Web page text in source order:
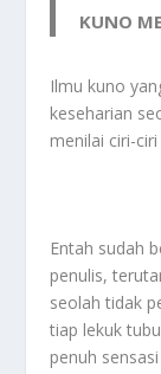
KUNO
Ilmu kuno
keseharian
menilai ciri-
Entah sudah
penulis,
seolah tidak
tiap lekuk
penuh